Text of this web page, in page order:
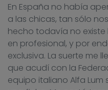
En España no había
a las chicas, tan sólo
hecho todavía no
en profesional, y por
exclusiva. La suerte me
que acudí con la
equipo italiano Alfa Lum